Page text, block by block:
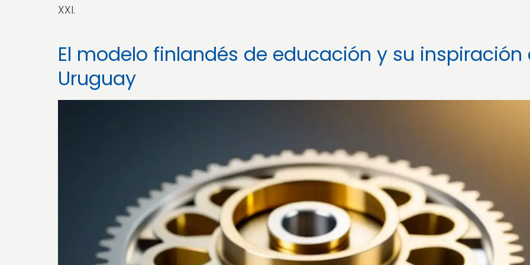
XXI.
El modelo finlandés de educación y su inspiración
Uruguay